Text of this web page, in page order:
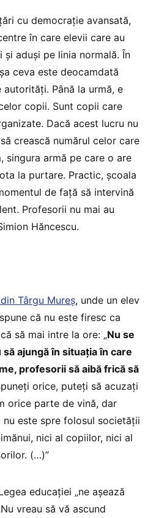
cu democrație avansată,
în care elevii care au
aduși pe linia normală. În
ceva este deocamdată
Până la urmă, e
copii. Sunt copii care
Dacă acest lucru nu
crească numărul celor care
singura armă pe care o are
la purtare. Practic, școala
de față să intervină
Profesorii nu mai au
Hăncescu.
Târgu Mureş, unde un elev
că nu este firesc ca
să mai intre la ore: „Nu se
ajungă în situaţia în care
profesorii să aibă frică să
orice, puteţi să acuzaţi
orice parte de vină, dar
este spre folosul societăţii
nici al copiilor, nici al
(…)”
educaţiei „ne aşează
vreau să vă ascund